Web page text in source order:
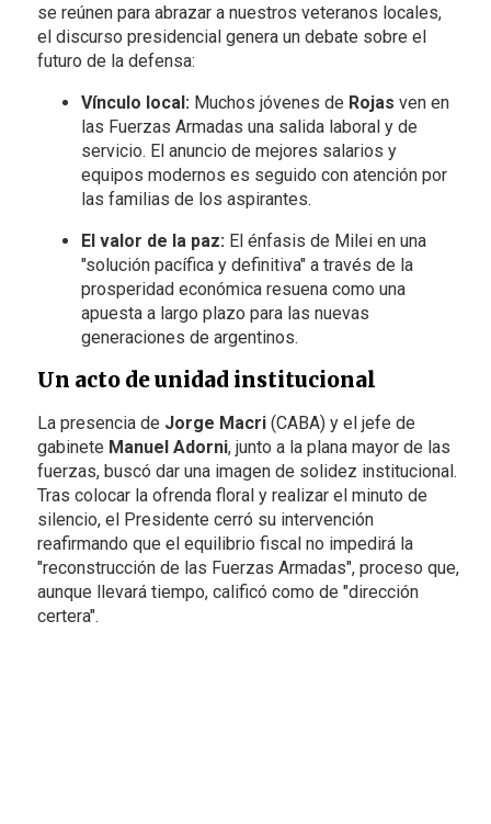
se reúnen para abrazar a nuestros veteranos locales,
el discurso presidencial genera un debate sobre el
futuro de la defensa:
Vínculo local: Muchos jóvenes de Rojas ven en
las Fuerzas Armadas una salida laboral y de
servicio. El anuncio de mejores salarios y
equipos modernos es seguido con atención por
las familias de los aspirantes.
El valor de la paz: El énfasis de Milei en una
"solución pacífica y definitiva" a través de la
prosperidad económica resuena como una
apuesta a largo plazo para las nuevas
generaciones de argentinos.
Un acto de unidad institucional
La presencia de Jorge Macri(CABA) y el jefe de
gabinete Manuel Adorni, junto a la plana mayor de las
fuerzas, buscó dar una imagen de solidez institucional.
Tras colocar la ofrenda floral y realizar el minuto de
silencio, el Presidente cerró su intervención
reafirmando que el equilibrio fiscal no impedirá la
"reconstrucción de las Fuerzas Armadas", proceso que,
aunque llevará tiempo, calificó como de "dirección
certera".